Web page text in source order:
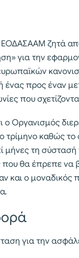
ΕΟΔΑΣΑΑΜ ζητά
για την
προς έναν
που
ο Οργανισμός
τρίμηνο καθώς
μήνες τη
που θα έπρεπε να
και ο μοναδικός
για την